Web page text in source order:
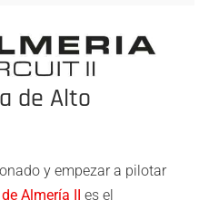
de Alto
y empezar a pilotar
Almería II
es el